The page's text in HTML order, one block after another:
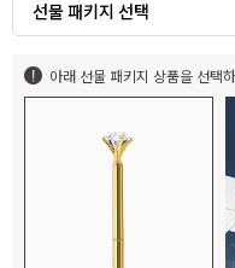
선물 패키지 선택
아래 선물 패키지 상품을 선택